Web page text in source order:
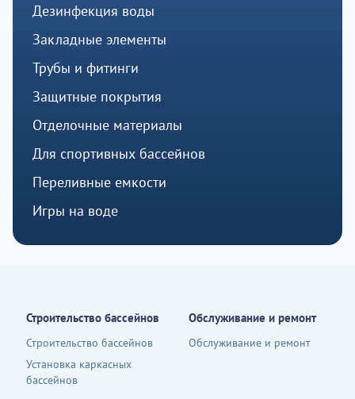
Дезинфекция воды
Закладные элементы
Трубы и фитинги
Защитные покрытия
Отделочные материалы
Для спортивных бассейнов
Переливные емкости
Игры на воде
Строительство бассейнов
Строительство бассейнов
Установка каркасных
бассейнов
Обслуживание и ремонт
Обслуживание и ремонт